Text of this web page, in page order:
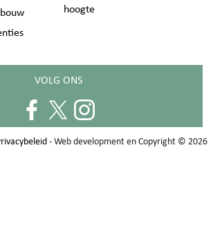
hoogte
VOLG ONS
- Web development en Copyright © 2026